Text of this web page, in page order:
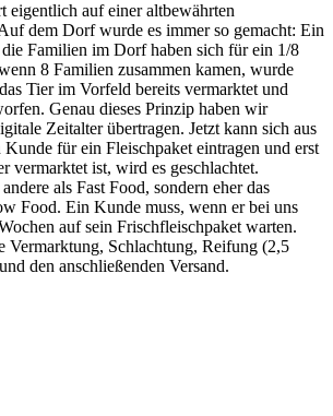
eigentlich auf einer altbewährten
dem Dorf wurde es immer so gemacht: Ein
Familien im Dorf haben sich für ein 1/8
8 Familien zusammen kamen, wurde
Tier im Vorfeld bereits vermarktet und
Genau dieses Prinzip haben wir
Zeitalter übertragen. Jetzt kann sich aus
Kunde für ein Fleischpaket eintragen und erst
vermarktet ist, wird es geschlachtet.
als Fast Food, sondern eher das
Food. Ein Kunde muss, wenn er bei uns
auf sein Frischfleischpaket warten.
Vermarktung, Schlachtung, Reifung (2,5
den anschließenden Versand.